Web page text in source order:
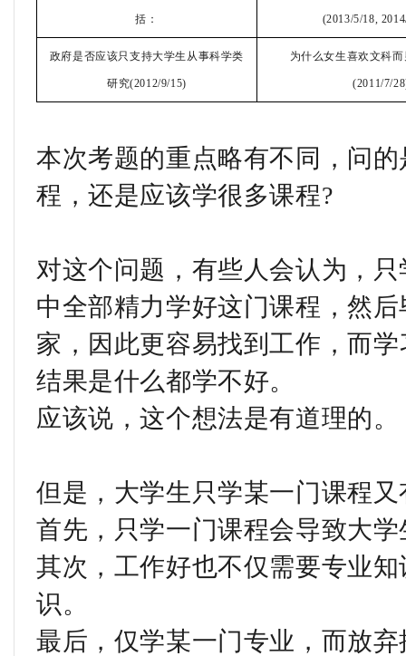
括： (2013/5/18,
政府是否应该只支持大学生从事科学类
研究(2012/9/15)
为什么女生喜欢文科
(2011/7/
本次考题的重点略有不同，问
程，还是应该学很多课程?
对这个问题，有些人会认为，
中全部精力学好这门课程，然
家，因此更容易找到工作，而
结果是什么都学不好。
应该说，这个想法是有道理的。
但是，大学生只学某一门课程
首先，只学一门课程会导致大
其次，工作好也不仅需要专业
识。
最后，仅学某一门专业，而放